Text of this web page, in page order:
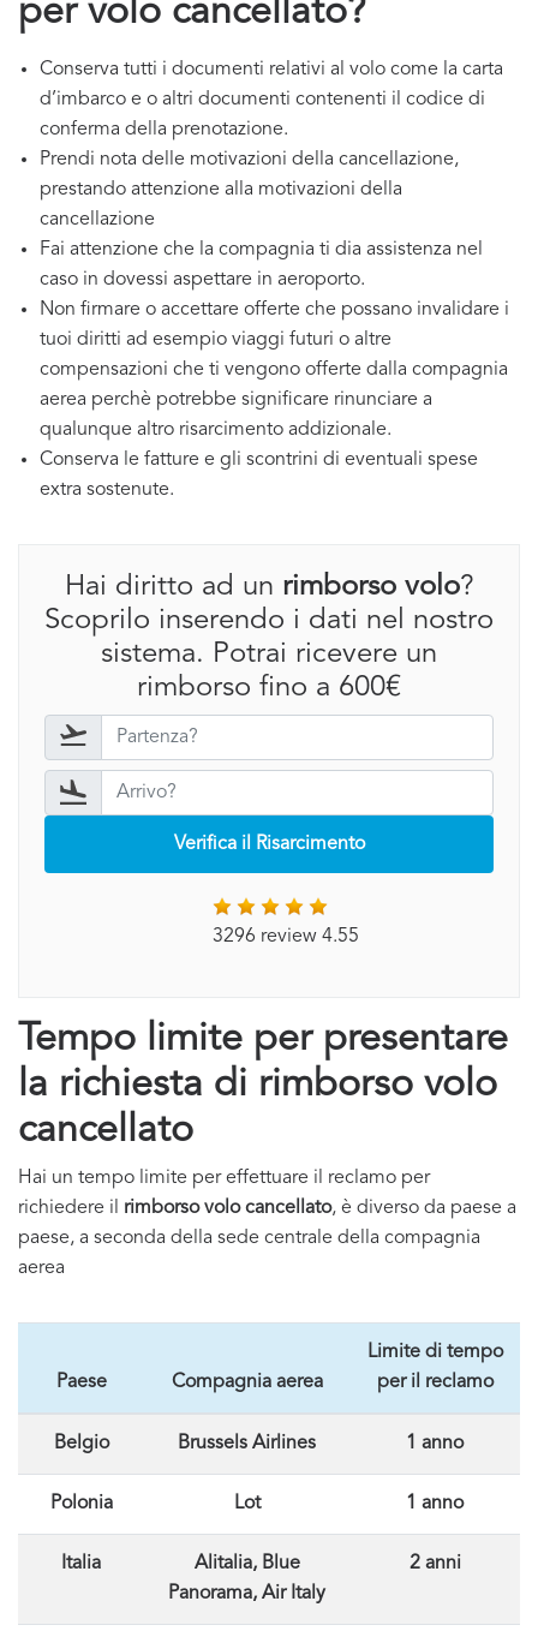
per volo cancellato?
Conserva tutti i documenti relativi al volo come la carta
d’imbarco e o altri documenti contenenti il codice di
conferma della prenotazione.
Prendi nota delle motivazioni della cancellazione,
prestando attenzione alla motivazioni della
cancellazione
Fai attenzione che la compagnia ti dia assistenza nel
caso in dovessi aspettare in aeroporto.
Non firmare o accettare offerte che possano invalidare i
tuoi diritti ad esempio viaggi futuri o altre
compensazioni che ti vengono offerte dalla compagnia
aerea perchè potrebbe significare rinunciare a
qualunque altro risarcimento addizionale.
Conserva le fatture e gli scontrini di eventuali spese
extra sostenute.
Hai diritto ad un rimborso volo?
Scoprilo inserendo i dati nel nostro
sistema. Potrai ricevere un
rimborso fino a 600€
Verifica il Risarcimento
3296 review 4.55
Tempo limite per presentare
la richiesta di rimborso volo
cancellato
Hai un tempo limite per effettuare il reclamo per
richiedere il rimborso volo cancellato, è diverso da paese a
paese, a seconda della sede centrale della compagnia
aerea
Paese Compagnia aerea
Limite di tempo
per il reclamo
Belgio Brussels Airlines 1 anno
Polonia Lot 1 anno
Italia
Alitalia, Blue
Panorama, Air Italy
2 anni